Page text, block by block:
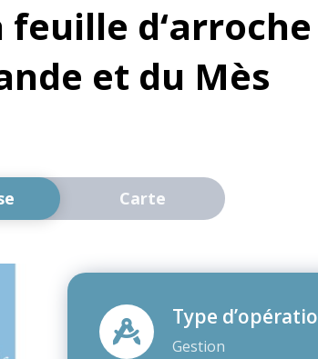
et du Mès
Carte
Type
Gestion